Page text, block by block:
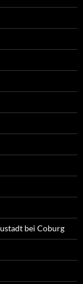
bei Coburg